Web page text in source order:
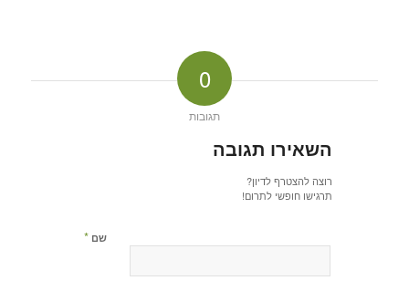
0
תגובות
השאירו תגובה
רוצה להצטרף לדיון?
תרגישו חופשי לתרום!
שם *